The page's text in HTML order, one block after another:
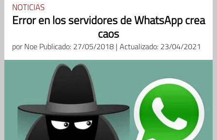
NOTICIAS
Error en los servidores de WhatsApp crea
caos
porNoe Publicado: 27/05/2018 | Actualizado: 23/04/2021